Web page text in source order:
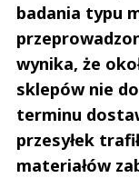
badania typu
wynika, że
sklepów nie
terminu
przesyłek
materiałów